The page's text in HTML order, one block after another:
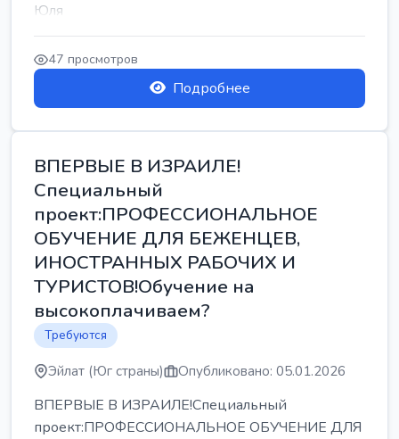
Юля
47 просмотров
Подробнее
ВПЕРВЫЕ В ИЗРАИЛЕ!
Специальный
проект:ПРОФЕССИОНАЛЬНОЕ
ОБУЧЕНИЕ ДЛЯ БЕЖЕНЦЕВ,
ИНОСТРАННЫХ РАБОЧИХ И
ТУРИСТОВ!Обучение на
высокоплачиваем?
Требуются
Эйлат (Юг страны) Опубликовано: 05.01.2026
ВПЕРВЫЕ В ИЗРАИЛЕ!Специальный
проект:ПРОФЕССИОНАЛЬНОЕ ОБУЧЕНИЕ ДЛЯ